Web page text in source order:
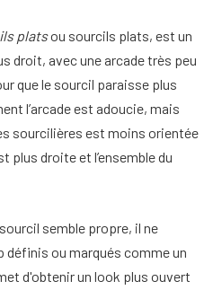
platsou sourcils plats, est un
droit, avec une arcade très peu
que le sourcil paraisse plus
l’arcade est adoucie, mais
sourcilières est moins orientée
plus droite et l’ensemble du
semble propre, il ne
ou marqués comme un
d'obtenir un look plus ouvert